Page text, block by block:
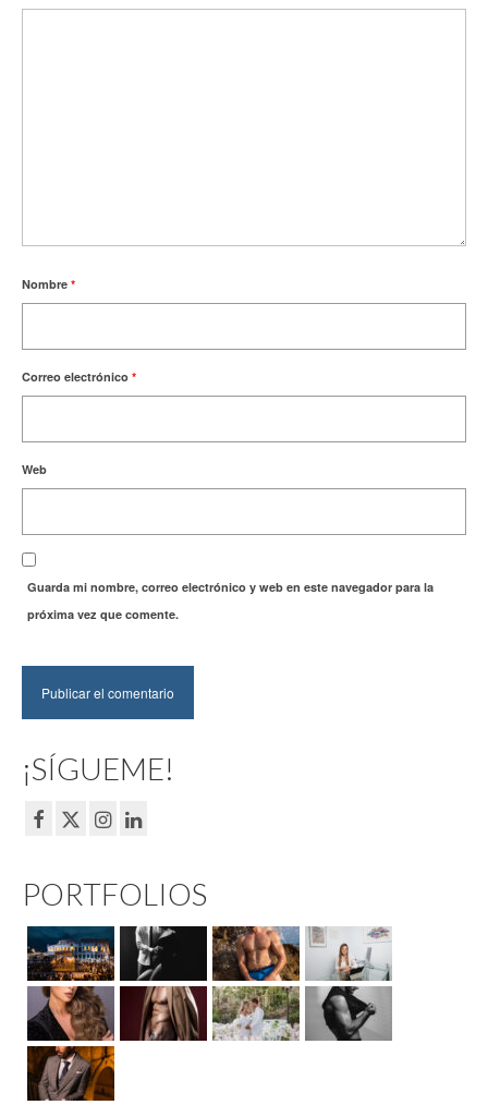
Nombre *
Correo electrónico *
Web
Guarda mi nombre, correo electrónico y web en este navegador para la
próxima vez que comente.
¡SÍGUEME!
PORTFOLIOS